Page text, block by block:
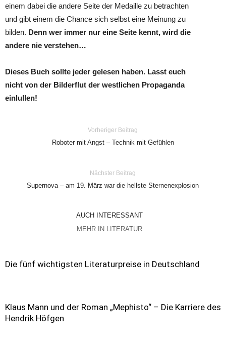
einem dabei die andere Seite der Medaille zu betrachten
und gibt einem die Chance sich selbst eine Meinung zu
bilden. Denn wer immer nur eine Seite kennt, wird die
andere nie verstehen…
Dieses Buch sollte jeder gelesen haben. Lasst euch
nicht von der Bilderflut der westlichen Propaganda
einlullen!
Vorheriger Beitrag
Roboter mit Angst – Technik mit Gefühlen
Nächster Beitrag
Supernova – am 19. März war die hellste Sternenexplosion
AUCH INTERESSANT
MEHR IN LITERATUR
Die fünf wichtigsten Literaturpreise in Deutschland
Klaus Mann und der Roman „Mephisto“ – Die Karriere des
Hendrik Höfgen